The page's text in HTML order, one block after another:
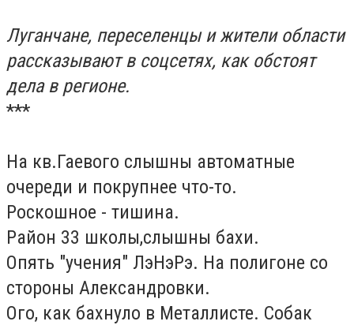
Луганчане, переселенцы и жители области
рассказывают в соцсетях, как обстоят
дела в регионе.
***
На кв.Гаевого слышны автоматные
очереди и покрупнее что-то.
Роскошное - тишина.
Район 33 школы,слышны бахи.
Опять "учения" ЛэНэРэ. На полигоне со
стороны Александровки.
Ого, как бахнуло в Металлисте. Собак